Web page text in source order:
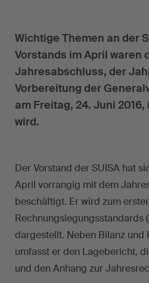
Wichtige Themen an der
Vorstands im April waren
Jahresabschluss, der
Vorbereitung der
am Freitag, 24. Juni
wird.
Der Vorstand der SUISA hat
April vorrangig mit dem
beschäftigt. Er wird zum
Rechnungslegungsstandards
dargestellt. Neben Bilanz und
umfasst er den Lagebericht,
und den Anhang zur